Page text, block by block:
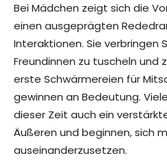
Bei Mädchen zeigt sich die
einen ausgeprägten
Interaktionen. Sie verbringen
Freundinnen zu tuscheln und
erste Schwärmereien für
gewinnen an Bedeutung.
dieser Zeit auch ein
Äußeren und beginnen, sich
auseinanderzusetzen.